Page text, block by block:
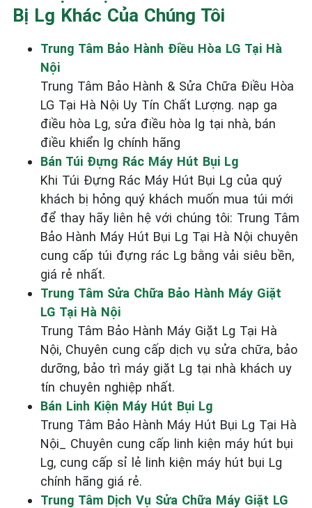
Bị Lg Khác Của Chúng Tôi
Trung Tâm Bảo Hành Điều Hòa LG Tại Hà
Nội
Trung Tâm Bảo Hành & Sửa Chữa Điều Hòa
LG Tại Hà Nội Uy Tín Chất Lượng. nạp ga
điều hòa Lg, sửa điều hòa lg tại nhà, bán
điều khiển lg chính hãng
Bán Túi Đựng Rác Máy Hút Bụi Lg
Khi Túi Đựng Rác Máy Hút Bụi Lg của quý
khách bị hỏng quý khách muốn mua túi mới
để thay hãy liên hệ với chúng tôi: Trung Tâm
Bảo Hành Máy Hút Bụi Lg Tại Hà Nội chuyên
cung cấp túi đựng rác Lg bằng vải siêu bền,
giá rẻ nhất.
Trung Tâm Sửa Chữa Bảo Hành Máy Giặt
LG Tại Hà Nội
Trung Tâm Bảo Hành Máy Giặt Lg Tại Hà
Nội, Chuyên cung cấp dịch vụ sửa chữa, bảo
dưỡng, bảo trì máy giặt Lg tại nhà khách uy
tín chuyên nghiệp nhất.
Bán Linh Kiện Máy Hút Bụi Lg
Trung Tâm Bảo Hành Máy Hút Bụi Lg Tại Hà
Nội_ Chuyên cung cấp linh kiện máy hút bụi
Lg, cung cấp sỉ lẻ linh kiện máy hút bụi Lg
chính hãng giá rẻ.
Trung Tâm Dịch Vụ Sửa Chữa Máy Giặt LG